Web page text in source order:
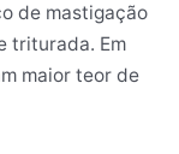
de mastigação
triturada. Em
maior teor de